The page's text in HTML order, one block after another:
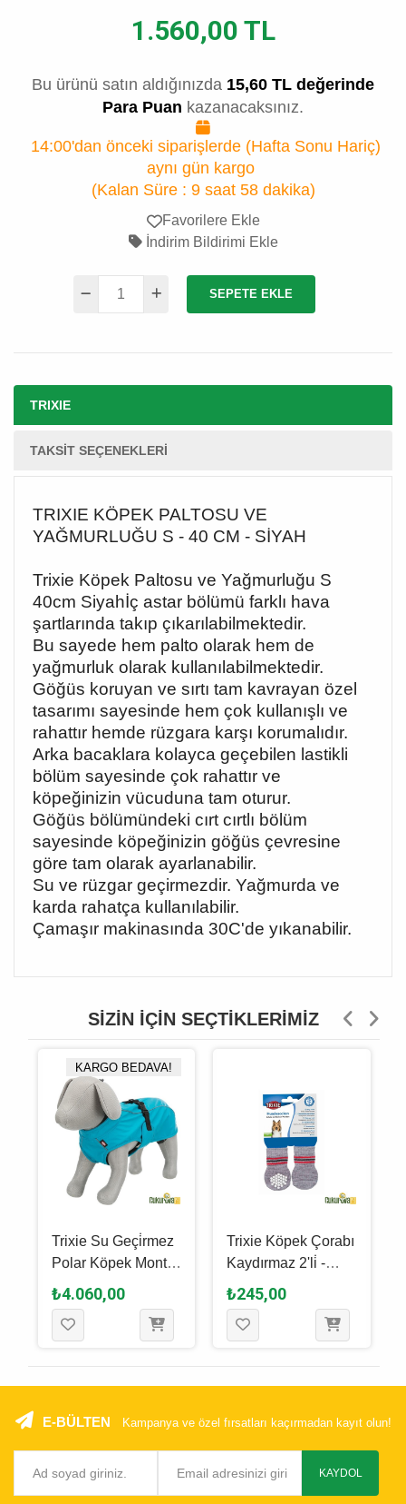
1.560,00 TL
Bu ürünü satın aldığınızda 15,60 TL değerinde
Para Puan kazanacaksınız.
14:00'dan önceki siparişlerde (Hafta Sonu Hariç)
aynı gün kargo
(Kalan Süre : 9 saat 58 dakika)
Favorilere Ekle
İndirim Bildirimi Ekle
SEPETE EKLE
TRIXIE
TAKSIT SEÇENEKLERI
TRIXIE KÖPEK PALTOSU VE
YAĞMURLUĞU S - 40 CM - SİYAH
Trixie Köpek Paltosu ve Yağmurluğu S
40cm Siyahİç astar bölümü farklı hava
şartlarında takıp çıkarılabilmektedir.
Bu sayede hem palto olarak hem de
yağmurluk olarak kullanılabilmektedir.
Göğüs koruyan ve sırtı tam kavrayan özel
tasarımı sayesinde hem çok kullanışlı ve
rahattır hemde rüzgara karşı korumalıdır.
Arka bacaklara kolayca geçebilen lastikli
bölüm sayesinde çok rahattır ve
köpeğinizin vücuduna tam oturur.
Göğüs bölümündeki cırt cırtlı bölüm
sayesinde köpeğinizin göğüs çevresine
göre tam olarak ayarlanabilir.
Su ve rüzgar geçirmezdir. Yağmurda ve
karda rahatça kullanılabilir.
Çamaşır makinasında 30C'de yıkanabilir.
SIZIN İÇIN SEÇTIKLERIMIZ
KARGO BEDAVA!
Trixie Su Geçi̇rmez
Polar Köpek Montu
40 Cm - S - Turkuaz
₺4.060,00
Trixie Köpek Çorabı
Kaydırmaz 2'li̇ -
Border Collie - S - M
₺245,00
E-BÜLTEN Kampanya ve özel fırsatları kaçırmadan kayıt olun!
KAYDOL